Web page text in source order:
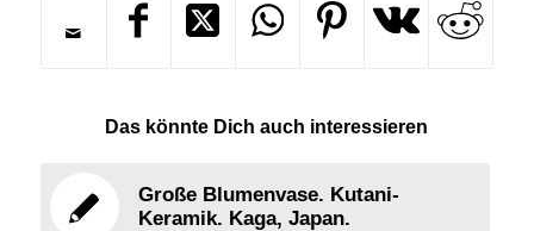
Das könnte Dich auch interessieren
Große Blumenvase. Kutani-
Keramik. Kaga, Japan.